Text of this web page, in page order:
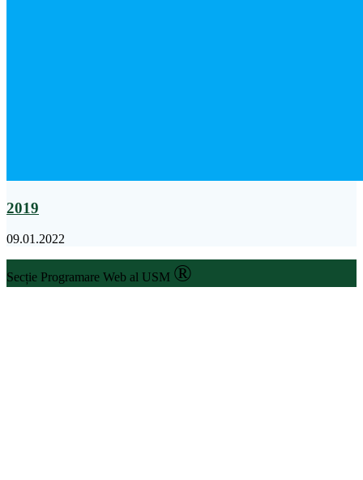
2019
09.01.2022
Secție Programare Web al USM ®